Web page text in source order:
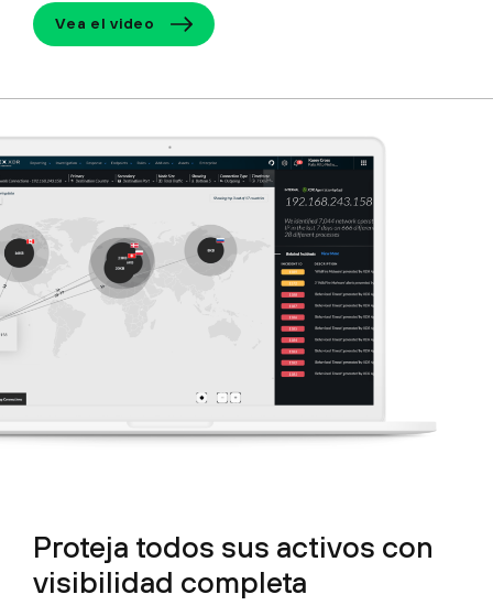
Vea el video
Proteja todos sus activos con
visibilidad completa